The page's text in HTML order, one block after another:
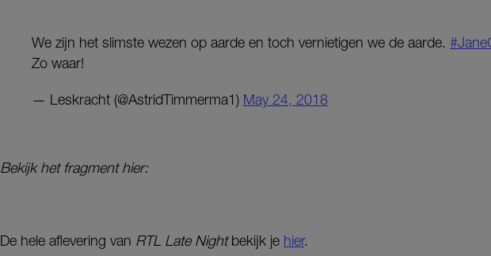
We zijn het slimste wezen op aarde en toch vernietigen we de aarde.
Zo waar!
— Leskracht (@AstridTimmerma1) May 24, 2018
Bekijk het fragment hier:
De hele aflevering van RTL Late Nightbekijk je hier.